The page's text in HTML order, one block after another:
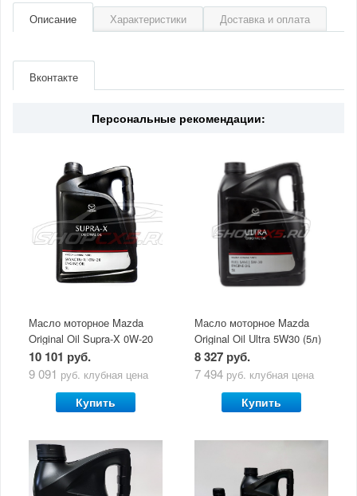
Описание Характеристики Доставка и оплата
Страна Япония
Вконтакте
Персональные рекомендации:
Масло моторное Mazda
Original Oil Supra-X 0W-20
(5 л)
10 101 руб.
9 091 руб. клубная цена
Купить
Масло моторное Mazda
Original Oil Ultra 5W30 (5л)
8 327 руб.
7 494 руб. клубная цена
Купить